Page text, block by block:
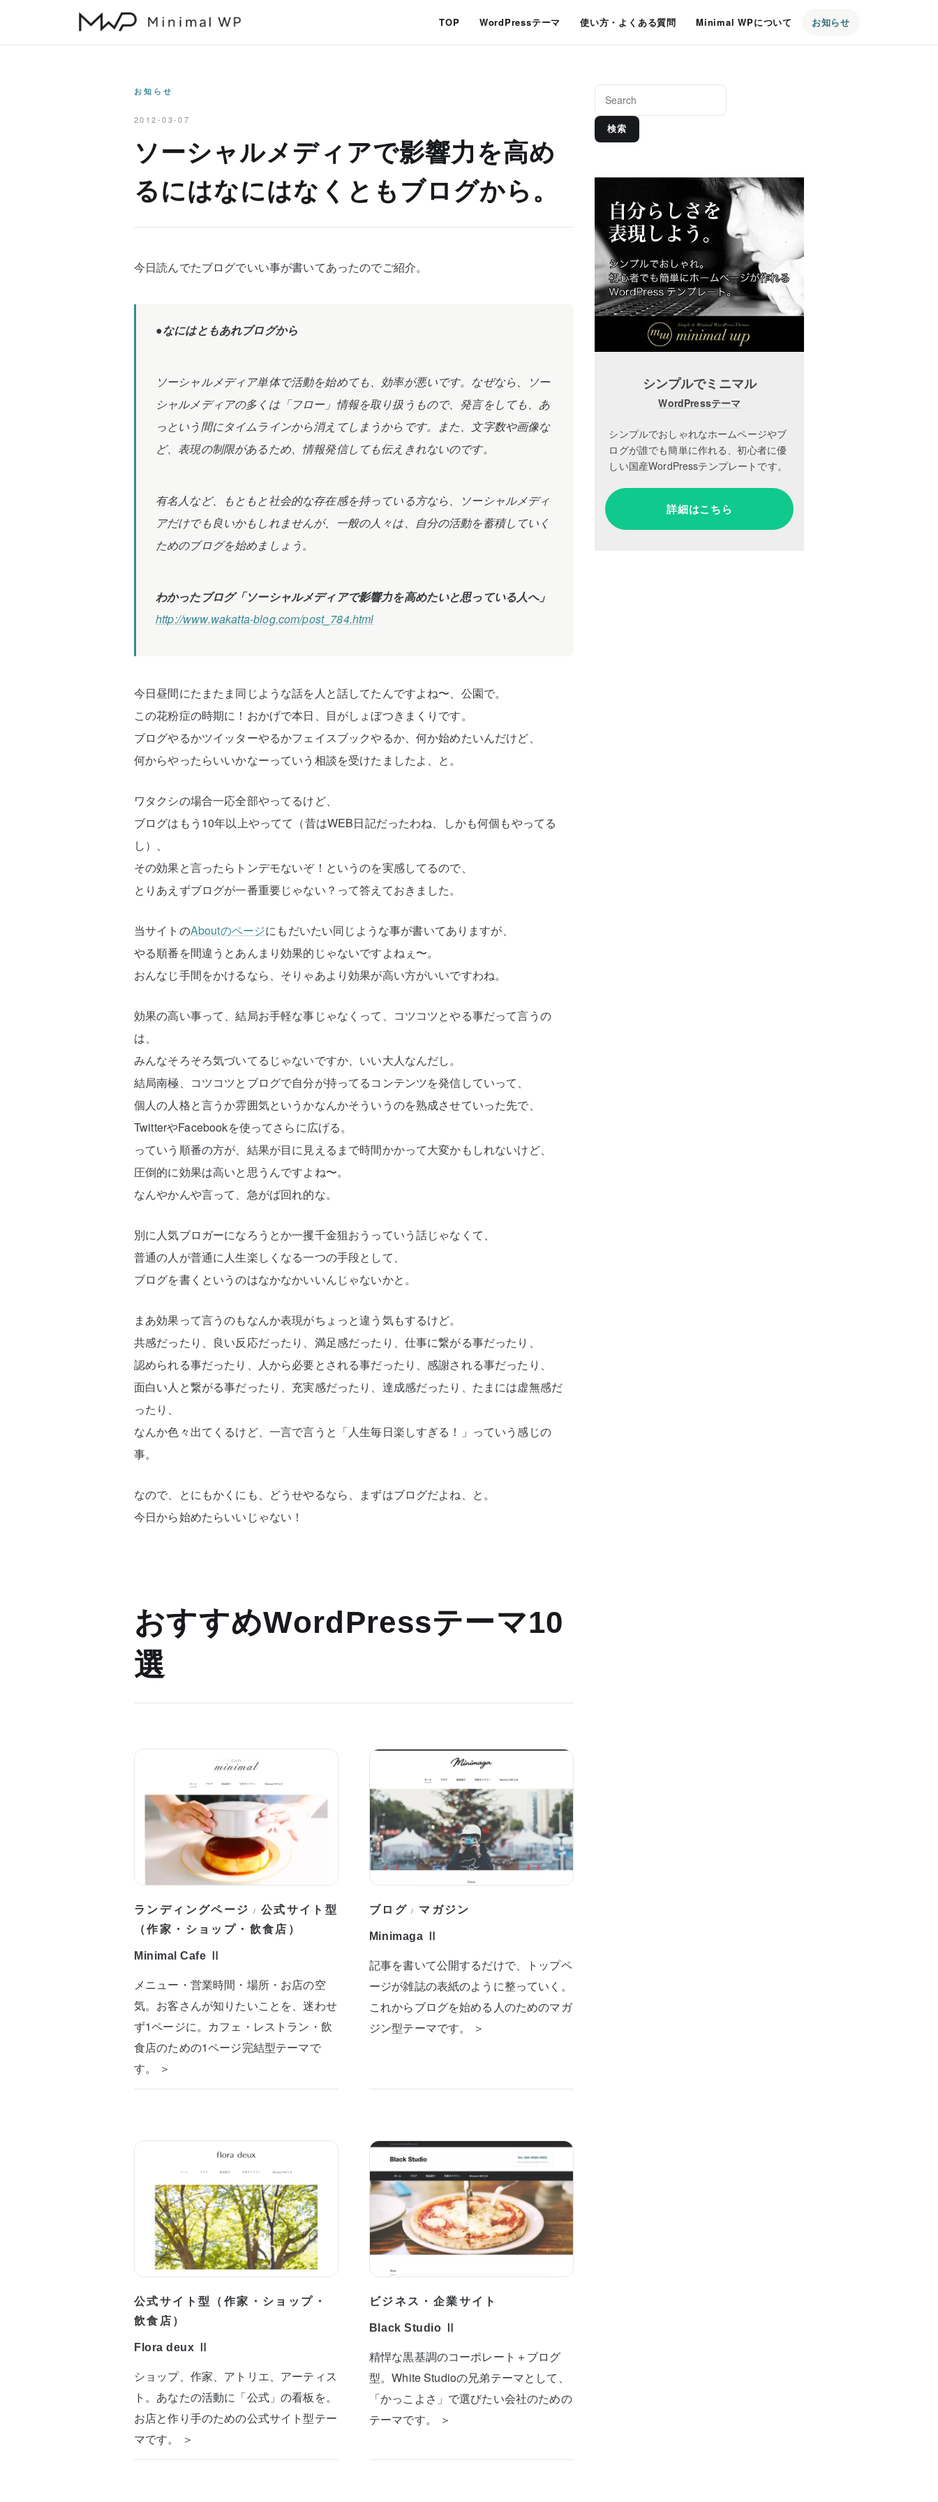
TOP WordPressテーマ 使い方・よくある質問 Minimal WPについて お知らせ
お知らせ
2012-03-07
ソーシャルメディアで影響力を高め
るにはなにはなくともブログから。
今日読んでたブログでいい事が書いてあったのでご紹介。
●なにはともあれブログから
ソーシャルメディア単体で活動を始めても、効率が悪いです。なぜなら、ソー
シャルメディアの多くは「フロー」情報を取り扱うもので、発言をしても、あ
っという間にタイムラインから消えてしまうからです。また、文字数や画像な
ど、表現の制限があるため、情報発信しても伝えきれないのです。
有名人など、もともと社会的な存在感を持っている方なら、ソーシャルメディ
アだけでも良いかもしれませんが、一般の人々は、自分の活動を蓄積していく
ためのブログを始めましょう。
わかったブログ「ソーシャルメディアで影響力を高めたいと思っている人へ」
http://www.wakatta-blog.com/post_784.html
今日昼間にたまたま同じような話を人と話してたんですよね〜、公園で。
この花粉症の時期に！おかげで本日、目がしょぼつきまくりです。
ブログやるかツイッターやるかフェイスブックやるか、何か始めたいんだけど、
何からやったらいいかなーっていう相談を受けたましたよ、と。
ワタクシの場合一応全部やってるけど、
ブログはもう10年以上やってて（昔はWEB日記だったわね、しかも何個もやってる
し）、
その効果と言ったらトンデモないぞ！というのを実感してるので、
とりあえずブログが一番重要じゃない？って答えておきました。
当サイトのAboutのページにもだいたい同じような事が書いてありますが、
やる順番を間違うとあんまり効果的じゃないですよねぇ〜。
おんなじ手間をかけるなら、そりゃあより効果が高い方がいいですわね。
効果の高い事って、結局お手軽な事じゃなくって、コツコツとやる事だって言うの
は、
みんなそろそろ気づいてるじゃないですか、いい大人なんだし。
結局南極、コツコツとブログで自分が持ってるコンテンツを発信していって、
個人の人格と言うか雰囲気というかなんかそういうのを熟成させていった先で、
TwitterやFacebookを使ってさらに広げる。
っていう順番の方が、結果が目に見えるまで時間かかって大変かもしれないけど、
圧倒的に効果は高いと思うんですよね〜。
なんやかんや言って、急がば回れ的な。
別に人気ブロガーになろうとか一攫千金狙おうっていう話じゃなくて、
普通の人が普通に人生楽しくなる一つの手段として、
ブログを書くというのはなかなかいいんじゃないかと。
まあ効果って言うのもなんか表現がちょっと違う気もするけど。
共感だったり、良い反応だったり、満足感だったり、仕事に繋がる事だったり、
認められる事だったり、人から必要とされる事だったり、感謝される事だったり、
面白い人と繋がる事だったり、充実感だったり、達成感だったり、たまには虚無感だ
ったり、
なんか色々出てくるけど、一言で言うと「人生毎日楽しすぎる！」っていう感じの
事。
なので、とにもかくにも、どうせやるなら、まずはブログだよね、と。
今日から始めたらいいじゃない！
おすすめWordPressテーマ10
選
ランディングページ / 公式サイト型
（作家・ショップ・飲食店）
Minimal Cafe Ⅱ
メニュー・営業時間・場所・お店の空
気。お客さんが知りたいことを、迷わせ
ず1ページに。カフェ・レストラン・飲
食店のための1ページ完結型テーマで
す。 ＞
ブログ / マガジン
Minimaga Ⅱ
記事を書いて公開するだけで、トップペ
ージが雑誌の表紙のように整っていく。
これからブログを始める人のためのマガ
ジン型テーマです。 ＞
公式サイト型（作家・ショップ・
飲食店）
Flora deux Ⅱ
ショップ、作家、アトリエ、アーティス
ト。あなたの活動に「公式」の看板を。
お店と作り手のための公式サイト型テー
マです。 ＞
ビジネス・企業サイト
Black Studio Ⅱ
精悍な黒基調のコーポレート＋ブログ
型。White Studioの兄弟テーマとして、
「かっこよさ」で選びたい会社のための
テーマです。 ＞
検索
シンプルでミニマル
WordPressテーマ
シンプルでおしゃれなホームページやブ
ログが誰でも簡単に作れる、初心者に優
しい国産WordPressテンプレートです。
詳細はこちら